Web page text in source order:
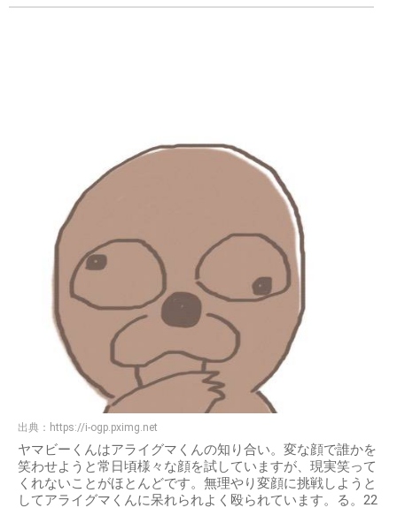
出典： https://i-ogp.pximg.net
ヤマビーくんはアライグマくんの知り合い。変な顔で誰かを
笑わせようと常日頃様々な顔を試していますが、現実笑って
くれないことがほとんどです。無理やり変顔に挑戦しようと
してアライグマくんに呆れられよく殴られています。る。22